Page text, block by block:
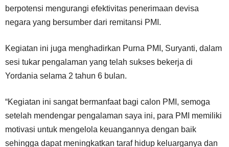
berpotensi mengurangi efektivitas penerimaan devisa
negara yang bersumber dari remitansi PMI.
Kegiatan ini juga menghadirkan Purna PMI, Suryanti, dalam
sesi tukar pengalaman yang telah sukses bekerja di
Yordania selama 2 tahun 6 bulan.
“Kegiatan ini sangat bermanfaat bagi calon PMI, semoga
setelah mendengar pengalaman saya ini, para PMI memiliki
motivasi untuk mengelola keuangannya dengan baik
sehingga dapat meningkatkan taraf hidup keluarganya dan